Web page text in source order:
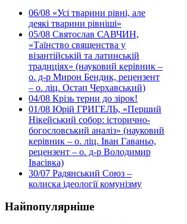
06/08 «Усі тварини рівні, але
деякі тварини рівніші»
05/08 Святослав САВЧИН,
«Таїнство священства у
візантійській та латинській
традиціях» (науковий керівник –
о. д-р Мирон Бендик, рецензент
– о. ліц. Остап Черхавський)
04/08 Крізь терни до зірок!
01/08 Юрій ГРИГЕЛЬ, «Перший
Нікейський собор: історично-
богословський аналіз» (науковий
керівник – о. ліц. Іван Гаваньо,
рецензент – о. д-р Володимир
Івасівка)
30/07 Радянський Союз –
колиска ідеології комунізму
Найпопулярніше